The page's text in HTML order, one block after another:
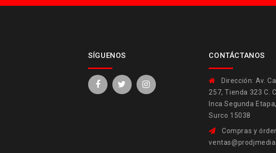
SÍGUENOS CONTÁCTANOS
Dirección: Av.
257, Tienda 323 C.
Inca Segunda
Surco 15038
Compras y